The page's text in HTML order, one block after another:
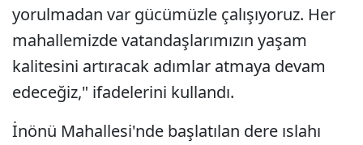
yorulmadan var gücümüzle çalışıyoruz. Her
mahallemizde vatandaşlarımızın yaşam
kalitesini artıracak adımlar atmaya devam
edeceğiz," ifadelerini kullandı.
İnönü Mahallesi'nde başlatılan dere ıslahı